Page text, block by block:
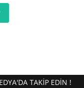
TAKIP EDIN !